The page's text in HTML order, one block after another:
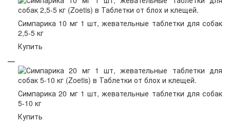
Симпарика 10 мг 1 шт, жевательные таблетки для собак
2,5-5 кг
Купить
Симпарика 20 мг 1 шт, жевательные таблетки для собак
5-10 кг
Купить